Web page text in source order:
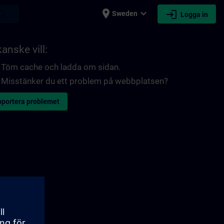
place Sweden expand_more login Logga in
vill:
Töm cache och ladda om sidan.
Misstänker du ett problem på webbplatsen?
problemet